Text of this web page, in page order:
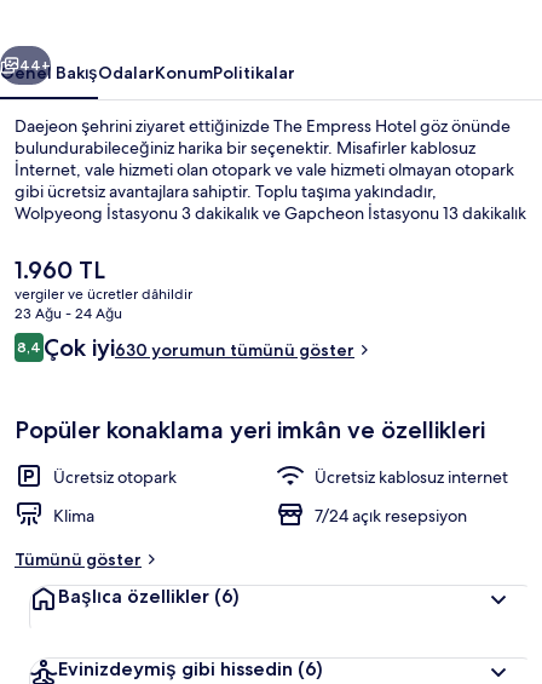
Sonraki
44+
Genel BakışOdalarKonumPolitikalar
Daejeon şehrini ziyaret ettiğinizde The Empress Hotel göz önünde
bulundurabileceğiniz harika bir seçenektir. Misafirler kablosuz
İnternet, vale hizmeti olan otopark ve vale hizmeti olmayan otopark
gibi ücretsiz avantajlara sahiptir. Toplu taşıma yakındadır,
Wolpyeong İstasyonu 3 dakikalık ve Gapcheon İstasyonu 13 dakikalık
Şu
anki
fiyat
1.960 TL
1.960 TL
vergiler ve ücretler dâhildir
23 Ağu - 24 Ağu
Yorumlar
8,48,4/10
Çok iyi630 yorumun tümünü göster
Popüler konaklama yeri imkân ve özellikleri
Ücretsiz otopark
Ücretsiz kablosuz internet
Klima
7/24 açık resepsiyon
Tümünü göster
Başlıca özellikler (6)
Evinizdeymiş gibi hissedin (6)